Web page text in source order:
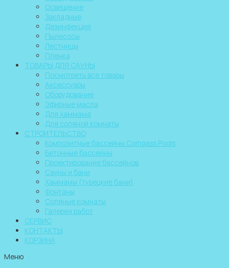
Освещение
Закладные
Дезинфекция
Пылесосы
Лестницы
Пленка
ТОВАРЫ ДЛЯ САУНЫ
Посмотреть все товары
Аксессуары
Оборудование
Эфирные масла
Для хаммама
Для соляной комнаты
СТРОИТЕЛЬСТВО
Композитные бассейны Compass Pools
Бетонные бассейны
Проектирование бассейнов
Сауны и бани
Хаммамы (турецкие бани)
Фонтаны
Соляные комнаты
Галерея работ
СЕРВИС
КОНТАКТЫ
КОРЗИНА
Меню